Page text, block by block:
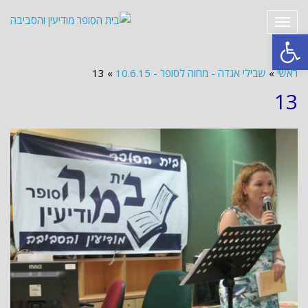
פתח סרגל נגישות
תפריט
ראשי » שבילי אגדה - מחוה לסופר - 10.6.15 »
13
13